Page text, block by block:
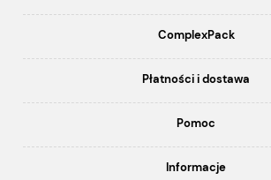
ComplexPack
Płatności i dostawa
Pomoc
Informacje